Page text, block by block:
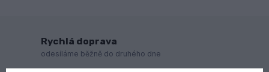
Rychlá doprava
odesíláme běžně do druhého dne